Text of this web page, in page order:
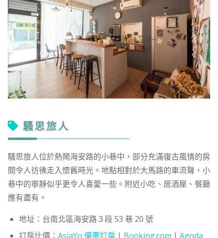
騷思旅人
騷思旅人位於熱鬧海安路的小巷中，部分充滿復古風情的房
間令人彷彿走入懷舊時光。地點相對於大馬路的車流聲，小
巷中的寧靜似乎更令人喜愛一些。附近小吃、居酒屋、餐廳
應有盡有。
地址：台南北區海安路３段 53 巷 20 號
訂房比價： AsiaYo 優惠訂房| Booking.com | Agoda